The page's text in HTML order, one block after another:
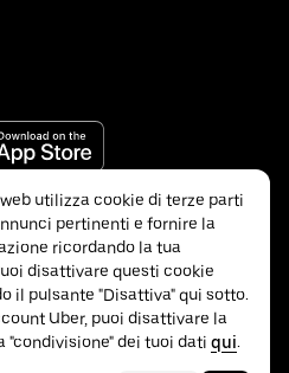
utilizza cookie di terze parti
pertinenti e fornire la
ricordando la tua
disattivare questi cookie
il pulsante "Disattiva" qui sotto.
Uber, puoi disattivare la
"condivisione" dei tuoi dati qui.